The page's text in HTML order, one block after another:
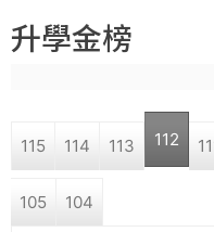
高
學
o
a
r
升學金榜
115 114 113 112
105 104